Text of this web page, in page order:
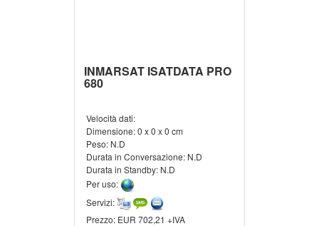
INMARSAT ISATDATA PRO
680
Velocità dati:
Dimensione:0 x 0 x 0 cm
Peso: N.D
Durata in Conversazione: N.D
Durata in Standby: N.D
Per uso:
Servizi:
Prezzo: EUR 702,21 +IVA